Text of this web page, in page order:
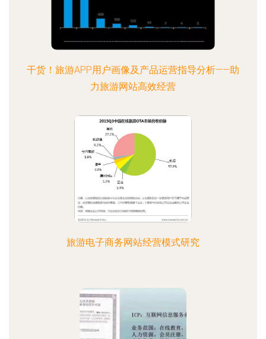
干货！旅游APP用户画像及产品运营指导分析——助
力旅游网站高效经营
旅游电子商务网站经营模式研究